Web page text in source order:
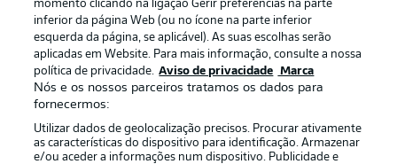
Oferecido por
momento clicando na ligação Gerir preferências na parte
inferior da página Web (ou no ícone na parte inferior
esquerda da página, se aplicável). As suas escolhas serão
aplicadas em Website. Para mais informação, consulte a nossa
política de privacidade. Aviso de privacidade Marca
Nós e os nossos parceiros tratamos os dados para
fornecermos:
Utilizar dados de geolocalização precisos. Procurar ativamente
as características do dispositivo para identificação. Armazenar
e/ou aceder a informações num dispositivo. Publicidade e